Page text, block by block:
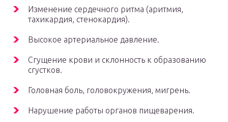
Изменение сердечного ритма (аритмия,
тахикардия, стенокардия).
Высокое артериальное давление.
Сгущение крови и склонность к образованию
сгустков.
Головная боль, головокружения, мигрень.
Нарушение работы органов пищеварения.